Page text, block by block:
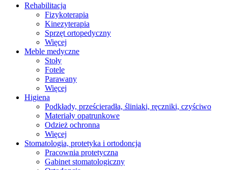
Rehabilitacja
Fizykoterapia
Kinezyterapia
Sprzęt ortopedyczny
Więcej
Meble medyczne
Stoły
Fotele
Parawany
Więcej
Higiena
Podkłady, prześcieradła, śliniaki, ręczniki, czyściwo
Materiały opatrunkowe
Odzież ochronna
Więcej
Stomatologia, protetyka i ortodoncja
Pracownia protetyczna
Gabinet stomatologiczny